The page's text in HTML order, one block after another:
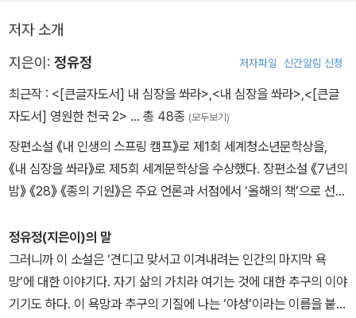
가상현실에 대한 픽션은 수없이 많다. 그런데 ‘무엇이든 될 수 있고 무
다르다는 사실, 가상세계는 슬프고 막막한 곳임을 일깨우는 작품이
전에 있었나 싶다. 이 정도 두께의 책을 한 자리에서 이 정도 속도로
읽은 게 얼마 만인지도 모르겠다. 정유정 작가는 ‘견디고 맞서고 이겨
내려는 야성’이 삶을 설계에서 벗어나게 하고, 그래서 삶에 의미를 부
여한다고 말한다. 나에게는 정유정이라는 이름이 바로 ‘문학적 야
성’과 같은 의미로 다가온다.
저자 소개
지은이: 정유정 저자파일 신간알림 신청
최근작 : <[큰글자도서] 내 심장을 쏴라> <내 심장을 쏴라> <[큰글
자도서] 영원한 천국 2> … 총 48종 (모두보기)
장편소설 《내 인생의 스프링 캠프》로 제1회 세계청소년문학상을,
《내 심장을 쏴라》로 제5회 세계문학상을 수상했다. 장편소설 《7년의
밤》 《28》 《종의 기원》은 주요 언론과 서점에서 ‘올해의 책’으로 선정
일본, 브라질 등 해외 22개국에서 번역 출판되면서 많은 독자들의 사
랑을 받고 있다. 이외에도 에세이 《정유정의 히말라야 환상방황》 《정
유정, 이야기를 이야기하다》, 장편소설 《진이, 지니》 《완전한 행복》
《영원한 천국》이 있다.
정유정(지은이)의 말
그러니까 이 소설은 ‘견디고 맞서고 이겨내려는 인간의 마지막 욕
망’에 대한 이야기다. 자기 삶의 가치라 여기는 것에 대한 추구의 이야
기기도 하다. 이 욕망과 추구의 기질에 나는 ‘야성’이라는 이름을 붙였